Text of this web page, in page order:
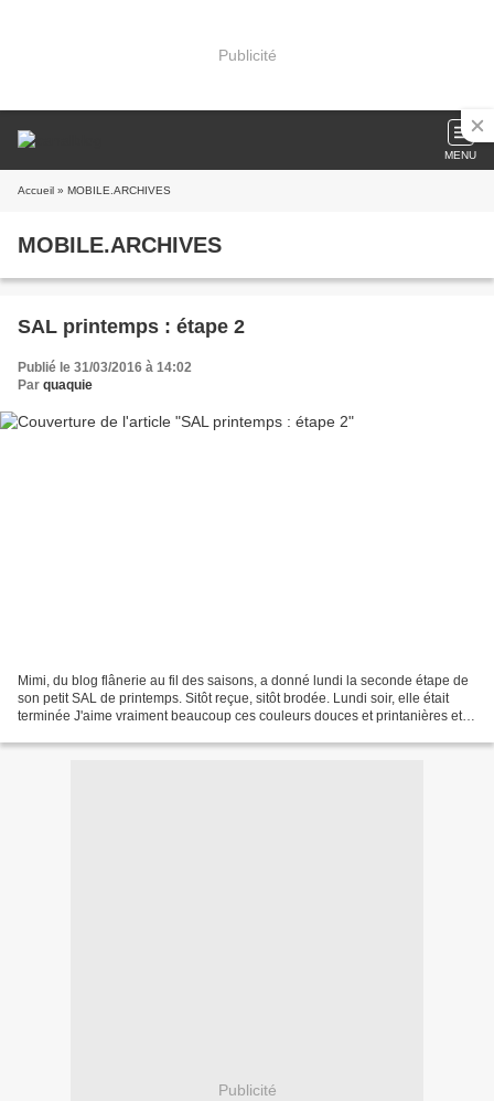
Publicité
MENU
Accueil » MOBILE.ARCHIVES
MOBILE.ARCHIVES
SAL printemps : étape 2
Publié le 31/03/2016 à 14:02
Par quaquie
Mimi, du blog flânerie au fil des saisons, a donné lundi la seconde étape de
son petit SAL de printemps. Sitôt reçue, sitôt brodée. Lundi soir, elle était
terminée J'aime vraiment beaucoup ces couleurs douces et printanières et
Publicité